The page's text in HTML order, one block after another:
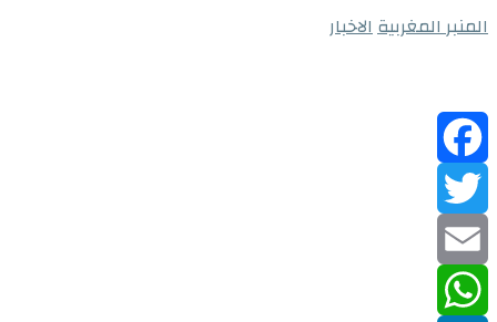
المنبر المغربيةالاخبار
Facebook
Twitter
Email